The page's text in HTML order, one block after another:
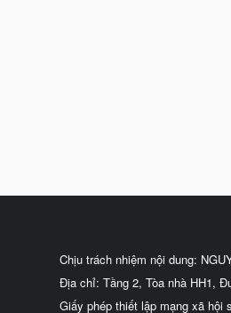
Chịu trách nhiệm nội dung:
Địa chỉ: Tầng 2, Tòa nhà HH1,
Giấy phép thiết lập mạng xã hội